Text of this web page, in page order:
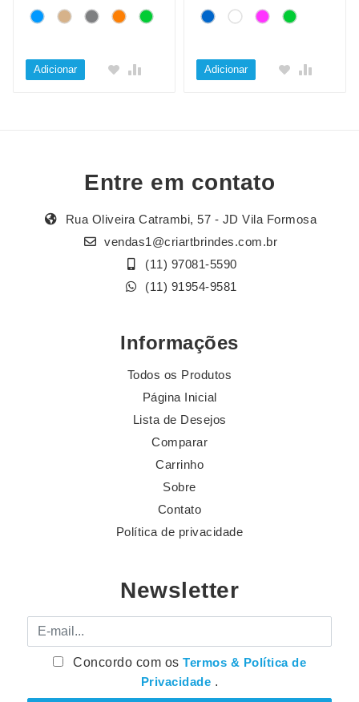
Adicionar Adicionar
Entre em contato
Rua Oliveira Catrambi, 57 - JD Vila Formosa
vendas1@criartbrindes.com.br
(11) 97081-5590
(11) 91954-9581
Informações
Todos os Produtos
Página Inicial
Lista de Desejos
Comparar
Carrinho
Sobre
Contato
Política de privacidade
Newsletter
E-mail
Concordo com osTermos & Política de
Privacidade .